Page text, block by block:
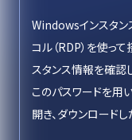
Windowsインスタン
コル（RDP）を使っ
スタンス情報を確認
このパスワードを用
開き、ダウンロードし